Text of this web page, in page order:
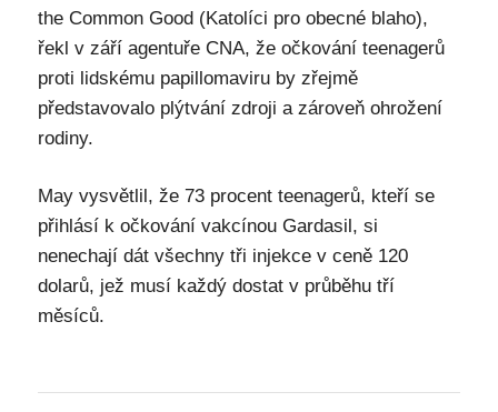
the Common Good (Katolíci pro obecné blaho),
řekl v září agentuře CNA, že očkování teenagerů
proti lidskému papillomaviru by zřejmě
představovalo plýtvání zdroji a zároveň ohrožení
rodiny.
May vysvětlil, že 73 procent teenagerů, kteří se
přihlásí k očkování vakcínou Gardasil, si
nenechají dát všechny tři injekce v ceně 120
dolarů, jež musí každý dostat v průběhu tří
měsíců.